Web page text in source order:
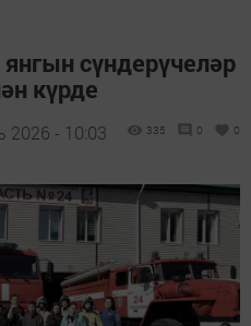
сүндерүчеләр
күрде
2026 - 10:03 335 0 0